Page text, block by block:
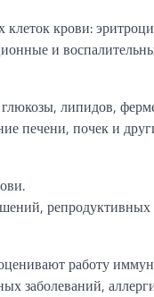
крови:
и
липидов,
печени, почек и
репродуктивных
работу
заболеваний,